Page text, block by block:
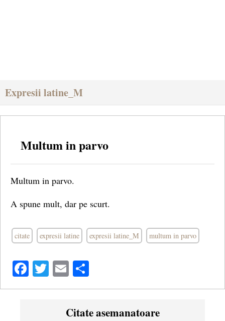
Expresii latine_M
Multum in parvo
Multum in parvo.
A spune mult, dar pe scurt.
citate expresii latine expresii latine_M multum in parvo
Facebook
Twitter
Email
Citate asemanatoare